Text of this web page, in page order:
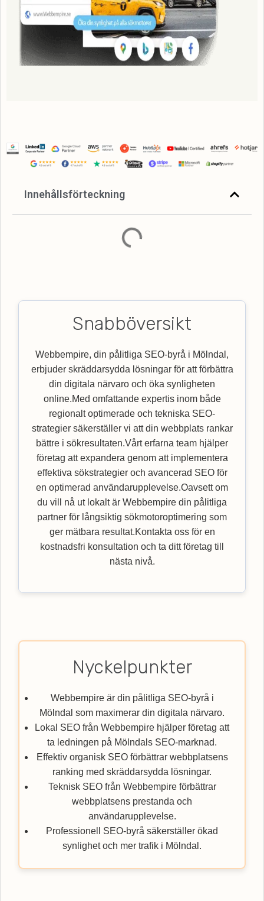
Innehållsförteckning
Snabböversikt
Webbempire, din pålitliga SEO-byrå i Mölndal,
erbjuder skräddarsydda lösningar för att förbättra
din digitala närvaro och öka synligheten
online.Med omfattande expertis inom både
regionalt optimerade och tekniska SEO-
strategier säkerställer vi att din webbplats rankar
bättre i sökresultaten.Vårt erfarna team hjälper
företag att expandera genom att implementera
effektiva sökstrategier och avancerad SEO för
en optimerad användarupplevelse.Oavsett om
du vill nå ut lokalt är Webbempire din pålitliga
partner för långsiktig sökmotoroptimering som
ger mätbara resultat.Kontakta oss för en
kostnadsfri konsultation och ta ditt företag till
nästa nivå.
Nyckelpunkter
Webbempire är din pålitliga SEO-byrå i
Mölndal som maximerar din digitala närvaro.
Lokal SEO från Webbempire hjälper företag att
ta ledningen på Mölndals SEO-marknad.
Effektiv organisk SEO förbättrar webbplatsens
ranking med skräddarsydda lösningar.
Teknisk SEO från Webbempire förbättrar
webbplatsens prestanda och
användarupplevelse.
Professionell SEO-byrå säkerställer ökad
synlighet och mer trafik i Mölndal.